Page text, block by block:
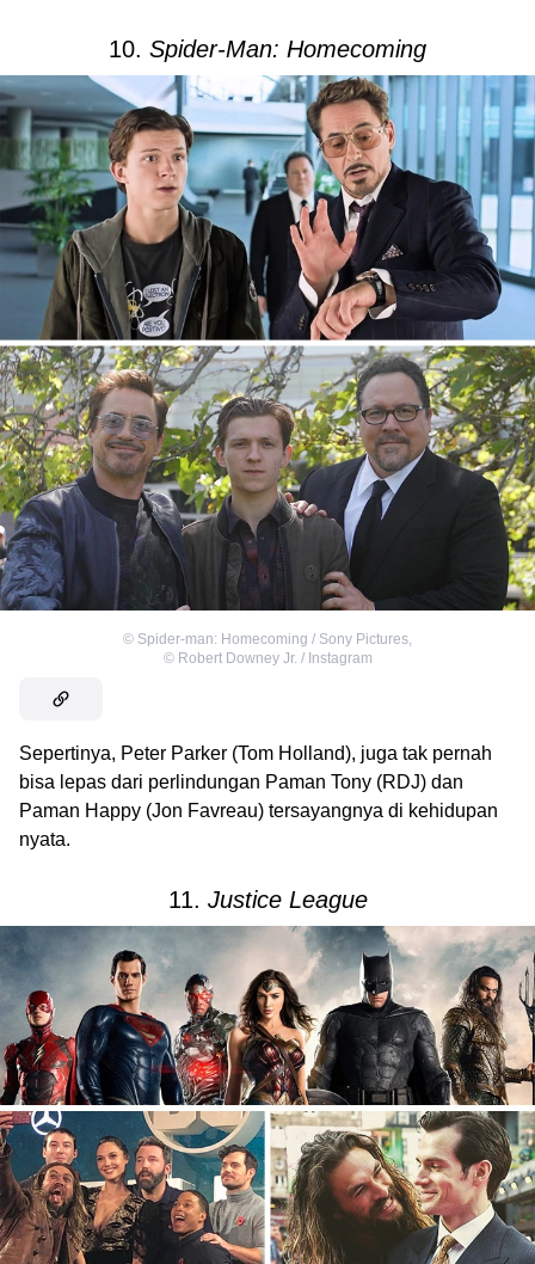
10. Spider-Man: Homecoming
© Spider-man: Homecoming / Sony Pictures,
© Robert Downey Jr. / Instagram
Sepertinya, Peter Parker (Tom Holland), juga tak pernah
bisa lepas dari perlindungan Paman Tony (RDJ) dan
Paman Happy (Jon Favreau) tersayangnya di kehidupan
nyata.
11. Justice League